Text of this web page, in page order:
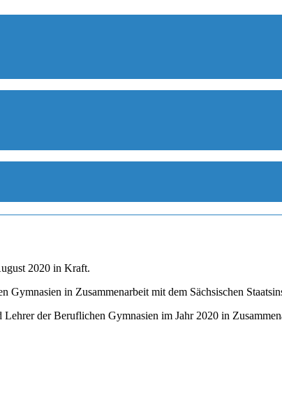
2020 in Kraft.
in Zusammenarbeit mit dem Sächsischen
der Beruflichen Gymnasien im Jahr 2020 in